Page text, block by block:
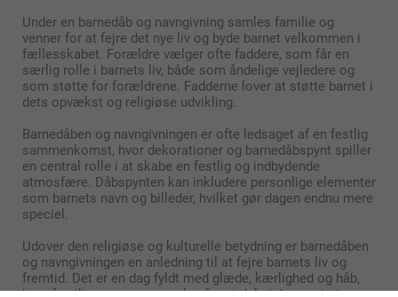
Under en barnedåb og navngivning samles familie og
venner for at fejre det nye liv og byde barnet velkommen i
fællesskabet. Forældre vælger ofte faddere, som får en
særlig rolle i barnets liv, både som åndelige vejledere og
som støtte for forældrene. Fadderne lover at støtte barnet i
dets opvækst og religiøse udvikling.
Barnedåben og navngivningen er ofte ledsaget af en festlig
sammenkomst, hvor dekorationer og barnedåbspynt spiller
en central rolle i at skabe en festlig og indbydende
atmosfære. Dåbspynten kan inkludere personlige elementer
som barnets navn og billeder, hvilket gør dagen endnu mere
speciel.
Udover den religiøse og kulturelle betydning er barnedåben
og navngivningen en anledning til at fejre barnets liv og
fremtid. Det er en dag fyldt med glæde, kærlighed og håb,